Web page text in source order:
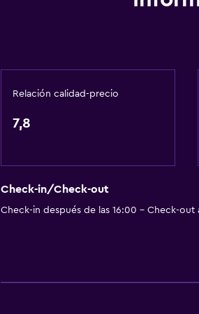
Papel higiénico
General
Habitaciones familiares
Relación calidad-precio
7,8
Check-in/Check-out
Check-in después de las 16:00 - Check-out